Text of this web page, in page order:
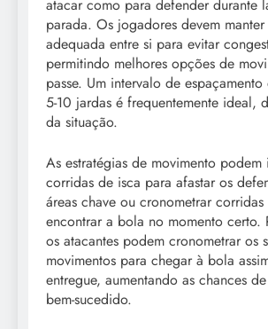
atacar como para defender durante
parada. Os jogadores devem
adequada entre si para evitar
permitindo melhores opções de
passe. Um intervalo de
5-10 jardas é frequentemente ideal,
da situação.
As estratégias de movimento
corridas de isca para afastar os
áreas chave ou cronometrar corridas
encontrar a bola no momento certo.
os atacantes podem cronometrar os
movimentos para chegar à bola
entregue, aumentando as chances
bem-sucedido.